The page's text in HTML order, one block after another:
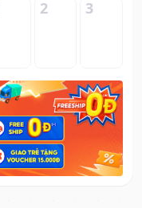
2 3